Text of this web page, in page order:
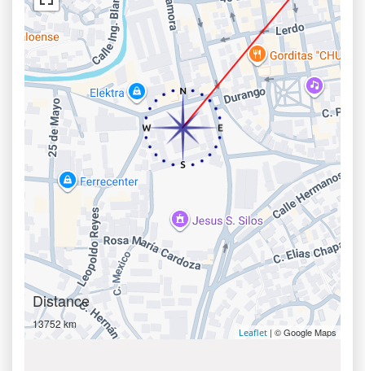
Distance
13752 km
Leaflet | © Google Maps